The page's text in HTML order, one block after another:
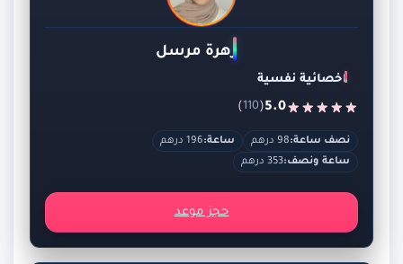
زهرة مرسل
اخصائية نفسية
5.0
(
110
)
نصف ساعة:98 درهم ساعة:196 درهم
ساعة ونصف:353 درهم
حجز موعد